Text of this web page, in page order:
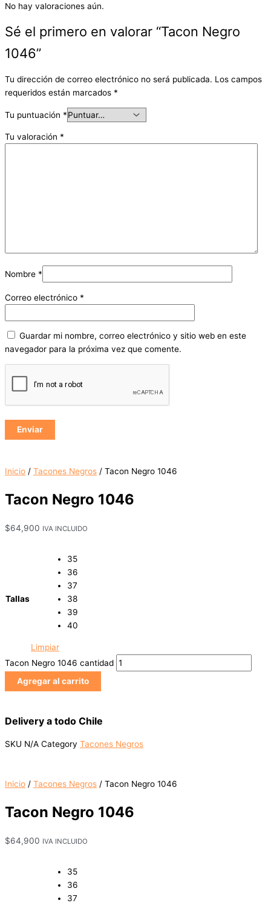
No hay valoraciones aún.
Sé el primero en valorar “Tacon Negro
1046”
Tu dirección de correo electrónico no será publicada. Los campos
requeridos están marcados *
Tu puntuación *
Tu valoración *
Nombre *
Correo electrónico *
Guardar mi nombre, correo electrónico y sitio web en este
navegador para la próxima vez que comente.
Inicio / Tacones Negros / Tacon Negro 1046
Tacon Negro 1046
$64,900 IVA INCLUIDO
Tallas
35
36
37
38
39
40
Limpiar
Tacon Negro 1046 cantidad
Agregar al carrito
Delivery a todo Chile
SKU N/A Category Tacones Negros
Inicio / Tacones Negros / Tacon Negro 1046
Tacon Negro 1046
$64,900 IVA INCLUIDO
35
36
37